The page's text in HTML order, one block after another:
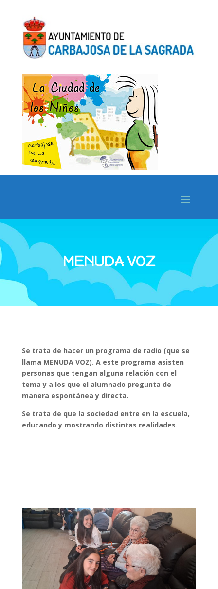
MENUDA VOZ
Se trata de hacer un programa de radio (que se
llama MENUDA VOZ). A este programa asisten
personas que tengan alguna relación con el
tema y a los que el alumnado pregunta de
manera espontánea y directa.
Se trata de que la sociedad entre en la escuela,
educando y mostrando distintas realidades.